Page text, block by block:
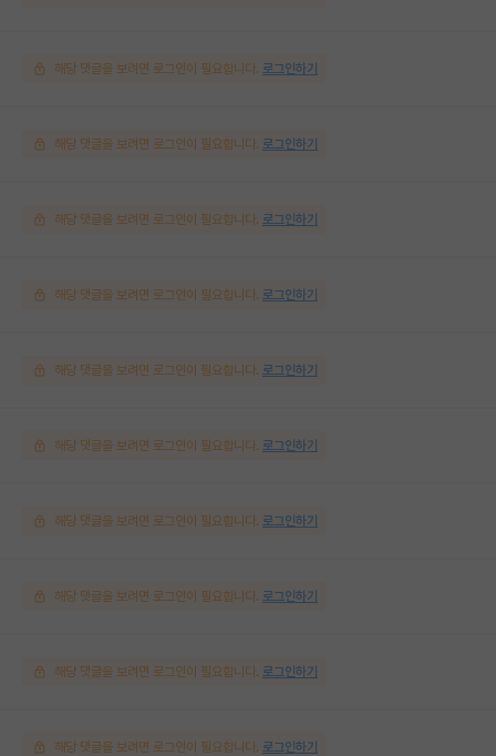
해당 댓글을 보려면 로그인이 필요합니다. 로그인하기
해당 댓글을 보려면 로그인이 필요합니다. 로그인하기
해당 댓글을 보려면 로그인이 필요합니다. 로그인하기
해당 댓글을 보려면 로그인이 필요합니다. 로그인하기
해당 댓글을 보려면 로그인이 필요합니다. 로그인하기
해당 댓글을 보려면 로그인이 필요합니다. 로그인하기
해당 댓글을 보려면 로그인이 필요합니다. 로그인하기
해당 댓글을 보려면 로그인이 필요합니다. 로그인하기
해당 댓글을 보려면 로그인이 필요합니다. 로그인하기
해당 댓글을 보려면 로그인이 필요합니다. 로그인하기